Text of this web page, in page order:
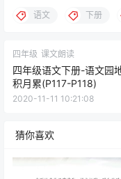
语文 下册
四年级 课文朗读
四年级语文下册-语文园
积月累(P117-P118)
2020-11-11 10:21:08
猜你喜欢